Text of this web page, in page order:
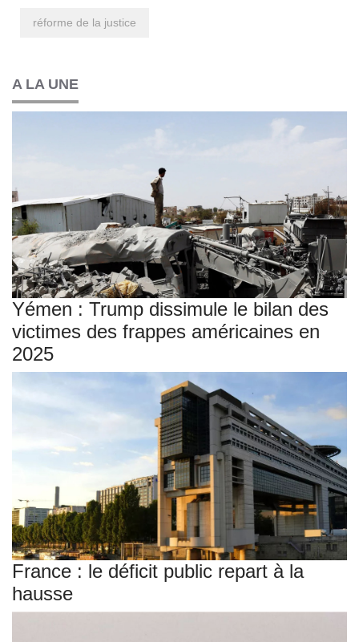
réforme de la justice
A LA UNE
Yémen : Trump dissimule le bilan des
victimes des frappes américaines en
2025
France : le déficit public repart à la
hausse